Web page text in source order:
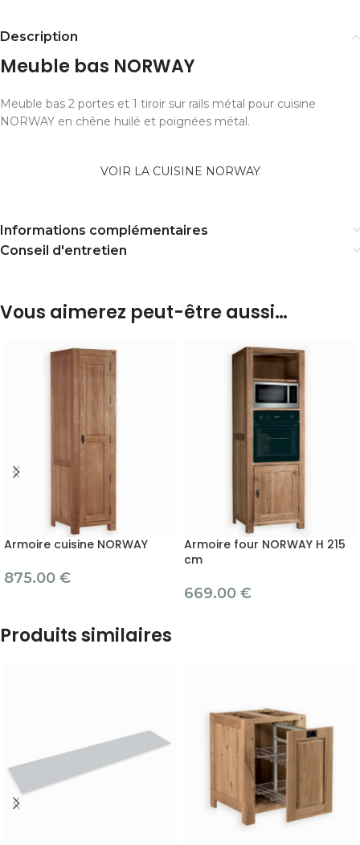
Description
Meuble bas NORWAY
Meuble bas 2 portes et 1 tiroir sur rails métal pour cuisine
NORWAY en chêne huilé et poignées métal.
VOIR LA CUISINE NORWAY
Informations complémentaires
Conseil d'entretien
Vous aimerez peut-être aussi…
Armoire cuisine NORWAY
875.00 €
Armoire four NORWAY H 215
cm
669.00 €
Produits similaires